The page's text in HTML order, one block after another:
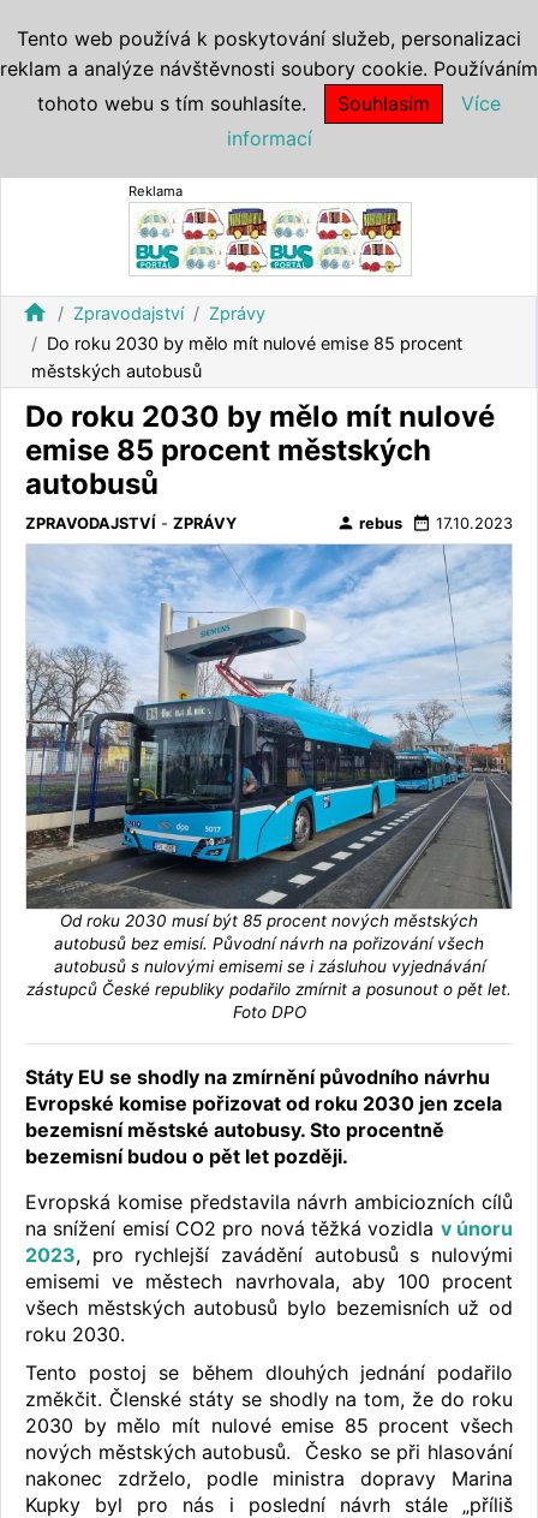
Reklama
home Zpravodajství
Zprávy
Do roku 2030 by mělo mít nulové emise 85 procent
městských autobusů
Do roku 2030 by mělo mít nulové
emise 85 procent městských
autobusů
ZPRAVODAJSTVÍ - ZPRÁVY person rebus date_range 17.10.2023
Od roku 2030 musí být 85 procent nových městských
autobusů bez emisí. Původní návrh na pořizování všech
autobusů s nulovými emisemi se i zásluhou vyjednávání
zástupců České republiky podařilo zmírnit a posunout o pět let.
Foto DPO
Státy EU se shodly na zmírnění původního návrhu
Evropské komise pořizovat od roku 2030 jen zcela
bezemisní městské autobusy. Sto procentně
bezemisní budou o pět let později.
Evropská komise představila návrh ambiciozních cílů
na snížení emisí CO2 pro nová těžká vozidla v únoru
2023, pro rychlejší zavádění autobusů s nulovými
emisemi ve městech navrhovala, aby 100 procent
všech městských autobusů bylo bezemisních už od
roku 2030.
Tento postoj se během dlouhých jednání podařilo
změkčit. Členské státy se shodly na tom, že do roku
2030 by mělo mít nulové emise 85 procent všech
nových městských autobusů. Česko se při hlasování
nakonec zdrželo, podle ministra dopravy Marina
Kupky byl pro nás i poslední návrh stále „příliš
Tento web používá k poskytování služeb, personalizaci
reklam a analýze návštěvnosti soubory cookie. Používáním
tohoto webu s tím souhlasíte.
Souhlasím
Více
informací